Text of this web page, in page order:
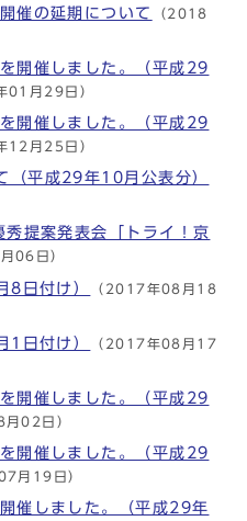
催の延期について
（2018
開催しました。（平成29
01月29日）
開催しました。（平成29
12月25日）
（平成29年10月公表分）
提案発表会「トライ！京
06日）
8日付け） （2017年08月18
1日付け）
（2017年08月17
開催しました。（平成29
02日）
開催しました。（平成29
月19日）
催しました。（平成29年